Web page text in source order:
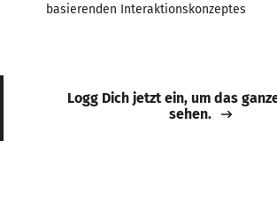
basierenden Interaktionskonzeptes
Logg Dich jetzt ein, um das
sehen.